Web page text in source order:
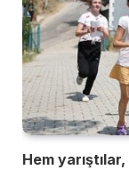
Hem